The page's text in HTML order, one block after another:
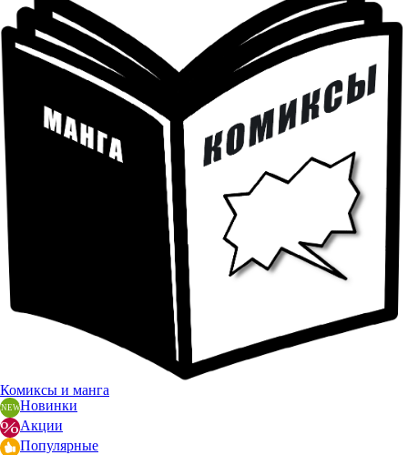
Комиксы и манга
Новинки
Акции
Популярные